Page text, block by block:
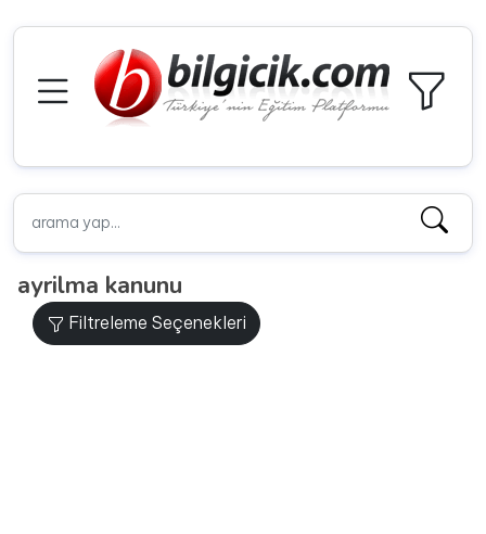
ayrilma kanunu
Filtreleme Seçenekleri